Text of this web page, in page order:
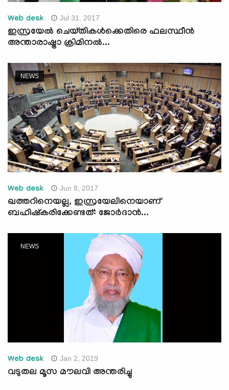
Web desk Jul 31, 2017
ഇസ്രയേല്‍ ചെയ്തികള്‍ക്കെതിരെ ഫലസ്ഥീന്‍
അന്താരാഷ്ട്രാ ക്രിമിനല്‍...
NEWS
Web desk Jun 8, 2017
ഖത്തറിനെയല്ല, ഇസ്രയേലിനെയാണ്
ബഹിഷ്‌കരിക്കേണ്ടത്: ജോര്‍ദാന്‍...
NEWS
Web desk Jan 2, 2019
വടുതല മൂസ മൗലവി അന്തരിച്ചു